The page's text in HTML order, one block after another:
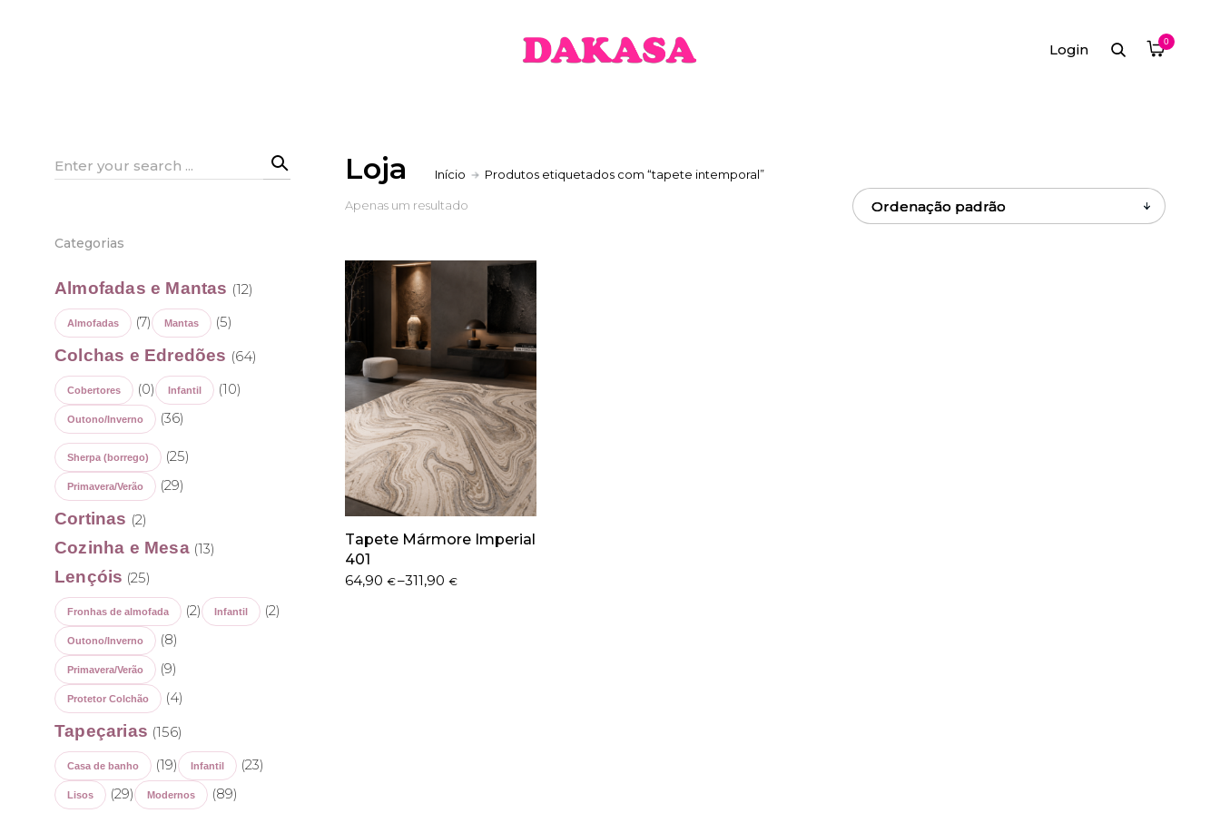
Login 0
Loja Início Produtos etiquetados com “tapete intemporal”
Apenas um resultado
Tapete Mármore Imperial
401
64,90 €–311,90€
Price
Search
Categorias
Almofadas e Mantas (12)
Almofadas (7) Mantas (5)
Colchas e Edredões (64)
Cobertores (0) Infantil (10)
Outono/Inverno (36)
Sherpa (borrego) (25)
Primavera/Verão (29)
Cortinas (2)
Cozinha e Mesa (13)
Lençóis (25)
Fronhas de almofada (2) Infantil (2)
Outono/Inverno (8)
Primavera/Verão (9)
Protetor Colchão (4)
Tapeçarias (156)
Casa de banho (19) Infantil (23)
Lisos (29) Modernos (89)